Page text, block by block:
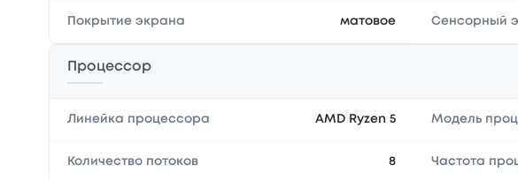
Покрытие экрана матовое Сенсорный
Процессор
Линейка процессора AMD Ryzen 5 Модель
Количество потоков 8 Частота